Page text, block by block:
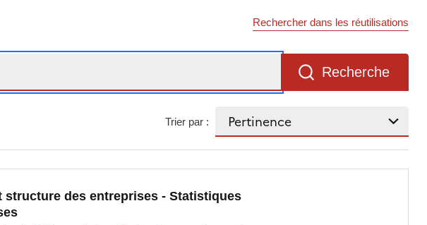
Rechercher dans les réutilisations
Recherche
Trier par :
structure des entreprises - Statistiques